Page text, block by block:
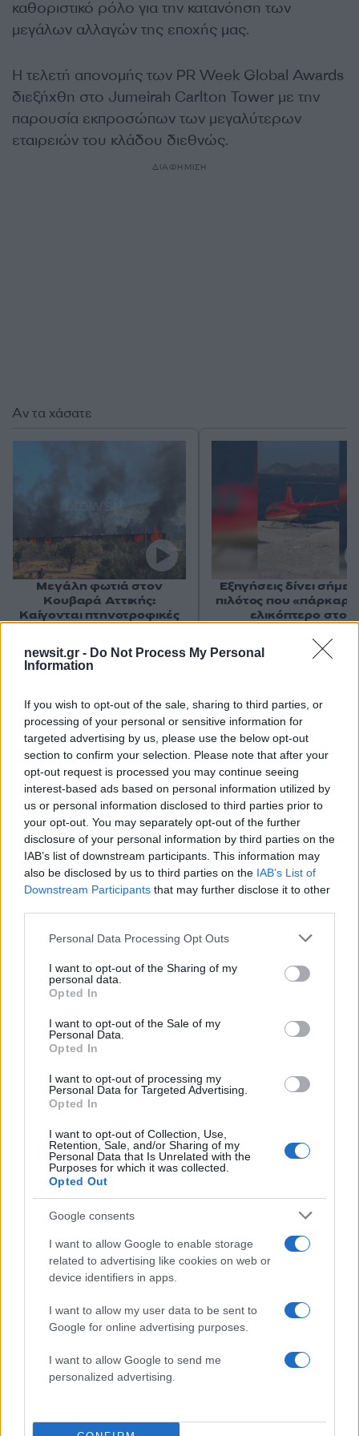
newsit.gr - Do Not Process My Personal
Information
If you wish to opt-out of the sale, sharing to third parties, or
processing of your personal or sensitive information for
targeted advertising by us, please use the below opt-out
section to confirm your selection. Please note that after your
opt-out request is processed you may continue seeing
interest-based ads based on personal information utilized by
us or personal information disclosed to third parties prior to
your opt-out. You may separately opt-out of the further
disclosure of your personal information by third parties on the
IAB’s list of downstream participants. This information may
also be disclosed by us to third parties on the IAB’s List of
Downstream Participants that may further disclose it to other
Please note that this website/app uses one or more Google
not limited to your visit or usage behaviour. You may click to
grant or deny consent to Google and its third-party tags to
use your data for below specified purposes in below Google
consent section.
Personal Data Processing Opt Outs
I want to opt-out of the Sharing of my
personal data.
Opted In
I want to opt-out of the Sale of my
Personal Data.
Opted In
I want to opt-out of processing my
Personal Data for Targeted Advertising.
Opted In
I want to opt-out of Collection, Use,
Retention, Sale, and/or Sharing of my
Personal Data that Is Unrelated with the
Purposes for which it was collected.
Opted Out
Google consents
I want to allow Google to enable storage
related to advertising like cookies on web or
device identifiers in apps.
I want to allow my user data to be sent to
Google for online advertising purposes.
I want to allow Google to send me
personalized advertising.
καθοριστικό ρόλο για την κατανόηση των
μεγάλων αλλαγών της εποχής μας.
Η τελετή απονομής των PR Week Global Awards
διεξήχθη στο Jumeirah Carlton Tower με την
παρουσία εκπροσώπων των μεγαλύτερων
εταιρειών του κλάδου διεθνώς.
ΔΙΑΦΗΜΙΣΗ
Share:
Ακολουθήστε το Νewsit.gr στο Google Newsκαι
ενημερωθείτε πρώτοι για όλη την ειδησεογραφία και τα
τελευταία νέα της ημέρας
Αν τα χάσατε
Μεγάλη φωτιά στον
Κουβαρά Αττικής:
Καίγονται πτηνοτροφικές
Άγιος Στυλιανός, διακοπή
κυκλοφορίας στη Λαυρίου
Εξηγήσεις δίνει
πιλότος που
ελικόπτερο στο
Σαρακήνικο - «Δεν
κινδύνευσε
υποστηρίζει
Πιο δημοφιλή
πισίνα, δε θα είχα θρηνήσει το παιδί μου» –
τα κενά στους ισχυρισμούς του ιδιοκτήτη
του beach bar
ελικοδρόμιο – «Πάρκαραν» το ελικόπτερο
τους για να κάνουν μπάνιο
μπότοξ και ανέβασε στο Instagram την
εμπειρία της
Ο δημοσιογράφος Βασίλης Τσεκούρας
ανακοίνωσε ότι παντρεύεται τη σύντροφό
του, Γωγώ Μπαλή
Γιάννης Παπαμιχαήλ: «Η απαγόρευση
αφορά στη χρήση της εικόνας και της
φωνής της Αλίκης Βουγιουκλάκη μέσω AI»
Πιο σχολιασμένα
Στην Κρήτη ο Κυριάκος Μητσοτάκης,
συνεχίζει τις ολιγοήμερες διακοπές του –
Πού βρέθηκε το Σάββατο
Το οικονομικό πρόγραμμα της ΕΛΑΣ που
θα παρουσιάσει ο Αλέξης Τσίπρας στη
Θεσσαλονίκη: Σχέδιο τετραετίας
δολοφονημένους Κύπριους ήρωες Ισαάκ